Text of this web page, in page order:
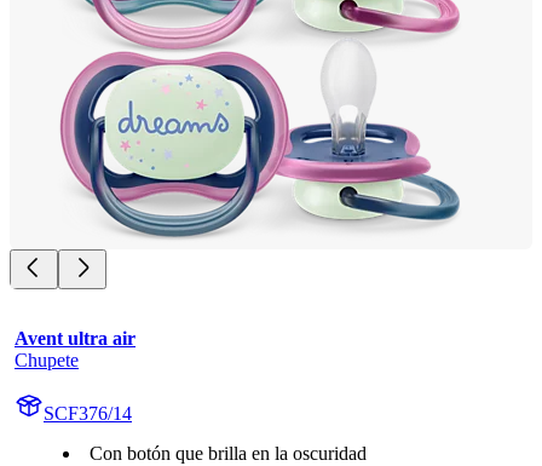
Avent ultra air
Chupete
SCF376/14
Con botón que brilla en la oscuridad